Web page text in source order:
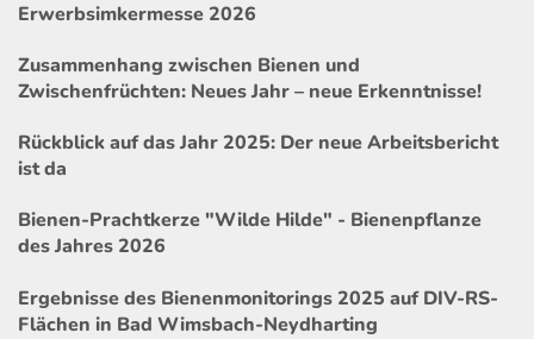
Erwerbsimkermesse 2026
Zusammenhang zwischen Bienen und
Zwischenfrüchten: Neues Jahr – neue Erkenntnisse!
Rückblick auf das Jahr 2025: Der neue Arbeitsbericht
ist da
Bienen-Prachtkerze "Wilde Hilde" - Bienenpflanze
des Jahres 2026
Ergebnisse des Bienenmonitorings 2025 auf DIV-RS-
Flächen in Bad Wimsbach-Neydharting